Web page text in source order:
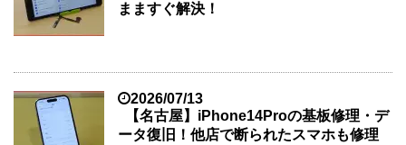
まますぐ解決！
2026/07/13
【名古屋】iPhone14Proの基板修理・デ
ータ復旧！他店で断られたスマホも修理